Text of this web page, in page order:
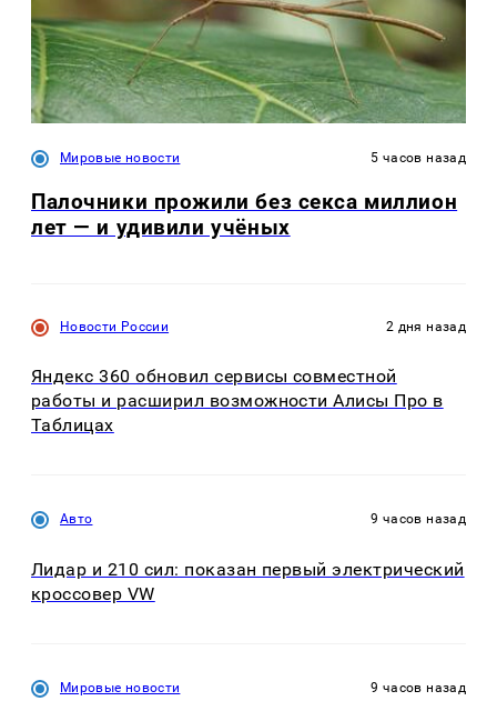
Мировые новости 5 часов назад
Палочники прожили без секса миллион
лет — и удивили учёных
Новости России 2 дня назад
Яндекс 360 обновил сервисы совместной
работы и расширил возможности Алисы Про в
Таблицах
Авто 9 часов назад
Лидар и 210 сил: показан первый электрический
кроссовер VW
Мировые новости 9 часов назад